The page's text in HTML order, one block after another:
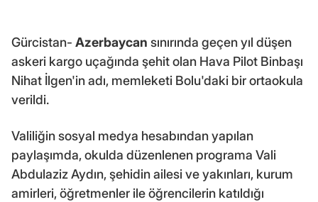
Gürcistan- Azerbaycan sınırında geçen yıl düşen
askeri kargo uçağında şehit olan Hava Pilot Binbaşı
Nihat İlgen'in adı, memleketi Bolu'daki bir ortaokula
verildi.
Valiliğin sosyal medya hesabından yapılan
paylaşımda, okulda düzenlenen programa Vali
Abdulaziz Aydın, şehidin ailesi ve yakınları, kurum
amirleri, öğretmenler ile öğrencilerin katıldığı